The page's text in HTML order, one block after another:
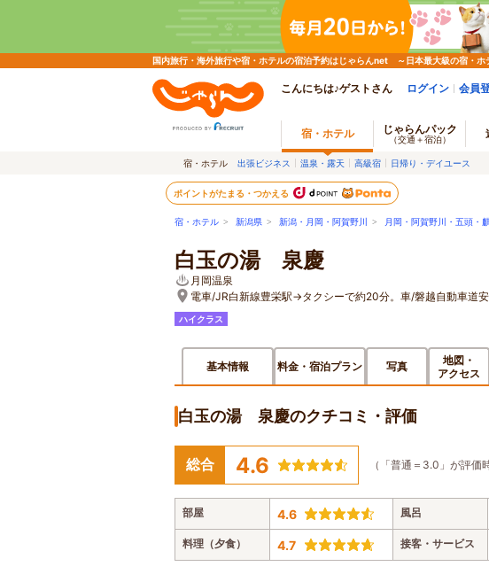
国内旅行・海外旅行や宿・ホテルの宿泊予約はじゃらんnet ～日本最大級の宿・ホ
こんにちは♪ゲストさん ログイン 会員
宿・ホテル じゃらんパック
（交通＋宿泊）
宿・ホテル 出張ビジネス 温泉・露天 高級宿 日帰り・デイユース
ポイントがたまる・つかえる
宿・ホテル > 新潟県 > 新潟・月岡・阿賀野川 > 月岡・阿賀野川・五頭・
白玉の湯 泉慶
月岡温泉
電車/JR白新線豊栄駅→タクシーで約20分。車/磐越自動車道
ハイクラス
基本情報 料金・宿泊プラン 写真
地図・
アクセス
白玉の湯 泉慶のクチコミ・評価
総合 4.6 （「普通＝3.0」が評価
部屋 4.6 風呂
料理（夕食） 4.7 接客・サービス